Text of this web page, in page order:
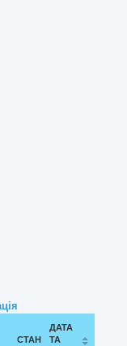
СТАН
ДАТА
ТА